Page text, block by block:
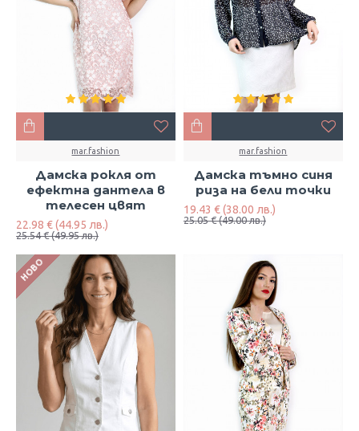
mar.fashion
Дамска рокля от
ефектна дантела в
телесен цвят
22.98 € (44.95 лв.)
25.54 € (49.95 лв.)
mar.fashion
Дамска тъмно синя
риза на бели точки
19.43 € (38.00 лв.)
25.05 € (49.00 лв.)
НОВО